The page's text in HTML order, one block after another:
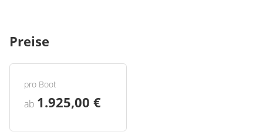
Preise
pro Boot
ab 1.925,00 €